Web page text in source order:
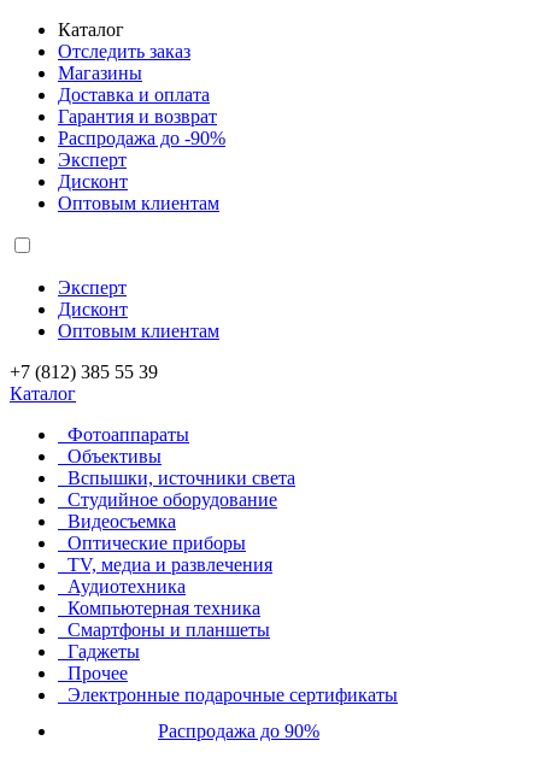
Каталог
Отследить заказ
Магазины
Доставка и оплата
Гарантия и возврат
Распродажа до -90%
Эксперт
Дисконт
Оптовым клиентам
Эксперт
Дисконт
Оптовым клиентам
+7 (812) 385 55 39
Каталог
Фотоаппараты
Объективы
Вспышки, источники света
Студийное оборудование
Видеосъемка
Оптические приборы
TV, медиа и развлечения
Аудиотехника
Компьютерная техника
Смартфоны и планшеты
Гаджеты
Прочее
Электронные подарочные сертификаты
Распродажа до 90%